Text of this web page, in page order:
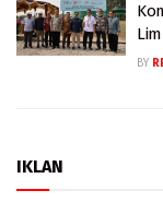
BY
IKLAN